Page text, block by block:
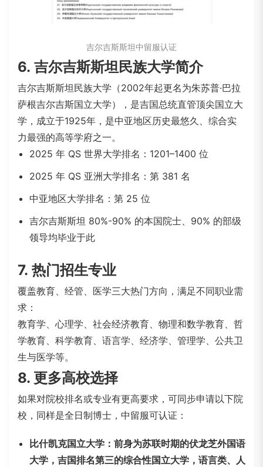
吉尔吉斯斯坦中留服认证
6. 吉尔吉斯斯坦民族大学简介
吉尔吉斯斯坦民族大学（2002年起更名为朱苏普·巴拉
萨根吉尔吉斯国立大学），是吉国总统直管顶尖国立大
学，成立于1925年，是中亚地区历史最悠久、综合实
力最强的高等学府之一。
2025 年 QS 世界大学排名：1201–1400 位
2025 年 QS 亚洲大学排名：第 381 名
中亚地区大学排名：第 25 位
吉尔吉斯斯坦 80%-90% 的本国院士、90% 的部级
领导均毕业于此
7. 热门招生专业
覆盖教育、经管、医学三大热门方向，满足不同职业需
求：
教育学、心理学、社会经济教育、物理和数学教育、哲
学教育、科学教育、语言学、经济学、管理学、公共卫
生与医学等。
8. 更多高校选择
如果对院校排名或专业有更高要求，可同步申请以下院
校，同样是全日制博士，中留服可认证：
比什凯克国立大学：前身为苏联时期的伏龙芝外国语
大学，吉国排名第三的综合性国立大学，语言类、人